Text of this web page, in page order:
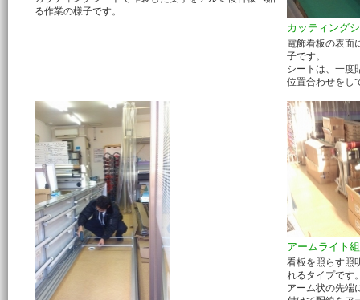
る作業の様子です。
カッティング
電飾看板の表面
子です。
シートは、一度
位置合わせをし
アームライト
看板を照らす照
れるタイプです
アーム状の先端